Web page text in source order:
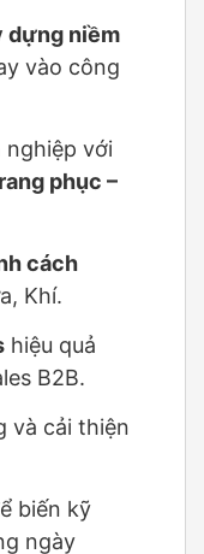
dựng niềm
vào công
nghiệp với
phục –
cách
Khí.
hiệu quả
B2B.
và cải thiện
biến kỹ
ngày